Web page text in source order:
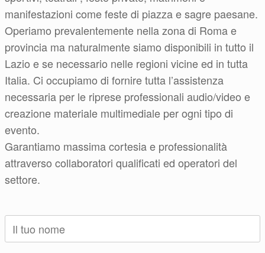
manifestazioni come feste di piazza e sagre paesane.
Operiamo prevalentemente nella zona di Roma e
provincia ma naturalmente siamo disponibili in tutto il
Lazio e se necessario nelle regioni vicine ed in tutta
Italia. Ci occupiamo di fornire tutta l’assistenza
necessaria per le riprese professionali audio/video e
creazione materiale multimediale per ogni tipo di
evento.
Garantiamo massima cortesia e professionalità
attraverso collaboratori qualificati ed operatori del
settore.